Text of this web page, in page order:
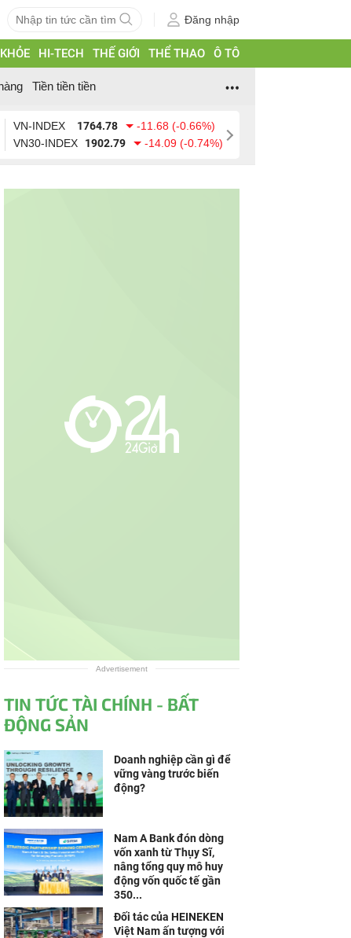
Đăng nhập
HI-TECH THẾ GIỚI THỂ THAO Ô TÔ
Tiền tiền tiền
VN-INDEX 1764.78
-11.68 (-0.66%)
VN30-INDEX
1902.79 -14.09 (-0.74%)
Advertisement
TIN TỨC TÀI CHÍNH - BẤT
ĐỘNG SẢN
Doanh nghiệp cần gì để
vững vàng trước biến
động?
Nam A Bank đón dòng
vốn xanh từ Thụy Sĩ,
nâng tổng quy mô huy
động vốn quốc tế gần
350...
Đối tác của HEINEKEN
Việt Nam ấn tượng với